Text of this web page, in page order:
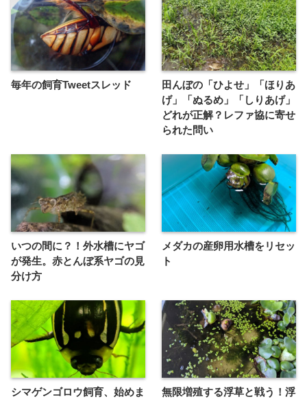
毎年の飼育Tweetスレッド
田んぼの「ひよせ」「ほりあ
げ」「ぬるめ」「しりあげ」
どれが正解？レファ協に寄せ
られた問い
いつの間に？！外水槽にヤゴ
が発生。赤とんぼ系ヤゴの見
分け方
メダカの産卵用水槽をリセッ
ト
シマゲンゴロウ飼育、始めま
無限増殖する浮草と戦う！浮